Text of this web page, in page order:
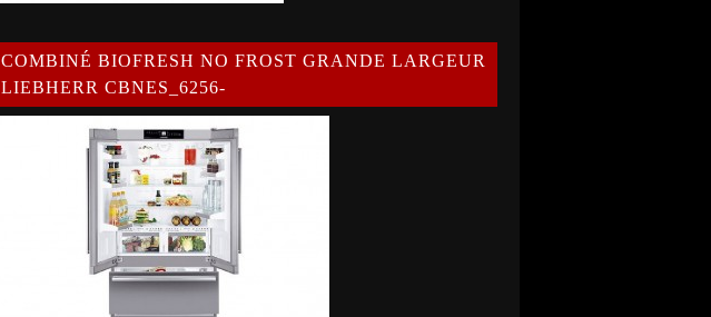
COMBINÉ BIOFRESH NO FROST GRANDE LARGEUR
LIEBHERR CBNES_6256-